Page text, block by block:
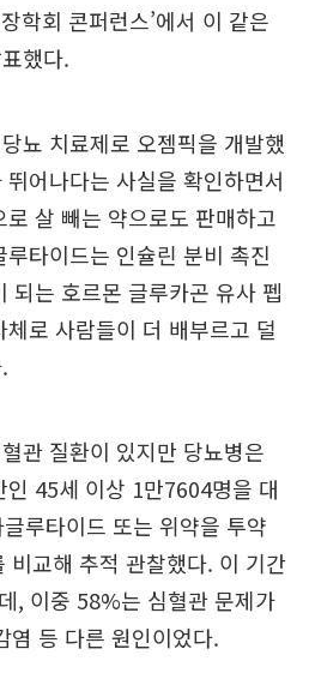
학회 콘퍼런스’에서 이 같은
했다.
뇨 치료제로 오젬픽을 개발했
어나다는 사실을 확인하면서
로 살 빼는 약으로도 판매하고
타이드는 인슐린 분비 촉진
되는 호르몬 글루카곤 유사 펩
로 사람들이 더 배부르고 덜
관 질환이 있지만 당뇨병은
45세 이상 1만7604명을 대
루타이드 또는 위약을 투약
비교해 추적 관찰했다. 이 기간
, 이중 58%는 심혈관 문제가
등 다른 원인이었다.